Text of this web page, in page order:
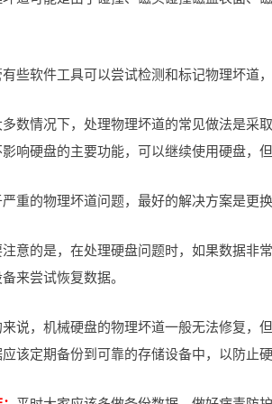
些软件工具可以尝试检测和标记物理坏道
数情况下，处理物理坏道的常见做法是采
影响硬盘的主要功能，可以继续使用硬盘，
严重的物理坏道问题，最好的解决方案是更
注意的是，在处理硬盘问题时，如果数据非
来尝试恢复数据。
来说，机械硬盘的物理坏道一般无法修复，
该定期备份到可靠的存储设备中，以防止